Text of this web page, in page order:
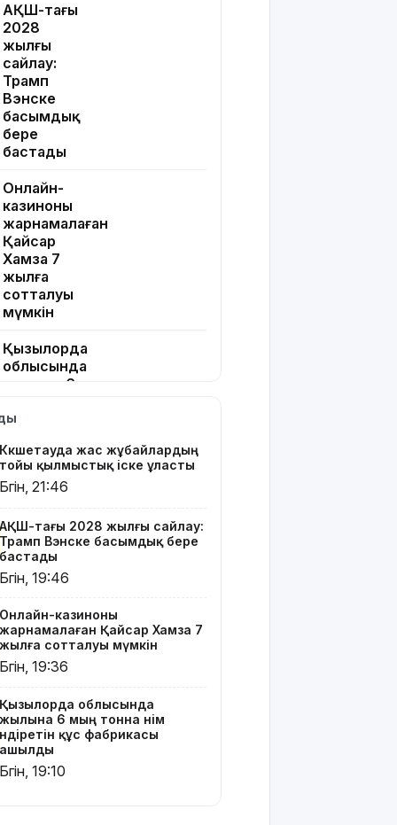
АҚШ-тағы
2028
жылғы
сайлау:
Трамп
Вэнске
басымдық
бере
бастады
Онлайн-
казиноны
жарнамалаған
Қайсар
Хамза 7
жылға
сотталуы
мүмкін
Қызылорда
облысында
жылына 6
өнім
құс
фабрикасы
ашылды
Балағат
сөздер
жариялаған
TikTok
қамауға
алынды
Құтқарушылар
метр
биіктіктегі
туристерге
көмек
көрсетті
Көкшетауда жас жұбайлардың
тойы қылмыстық іске ұласты
Бүгін, 21:46
АҚШ-тағы 2028 жылғы сайлау:
Трамп Вэнске басымдық бере
бастады
Бүгін, 19:46
Онлайн-казиноны
жарнамалаған Қайсар Хамза 7
жылға сотталуы мүмкін
Бүгін, 19:36
Қызылорда облысында
жылына 6 мың тонна өнім
өндіретін құс фабрикасы
ашылды
Бүгін, 19:10